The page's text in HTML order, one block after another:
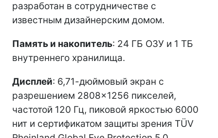
разработан в сотрудничестве с
известным дизайнерским домом.
Память и накопитель: 24 ГБ ОЗУ и 1 ТБ
внутреннего хранилища.
Дисплей: 6,71-дюймовый экран с
разрешением 2808×1256 пикселей,
частотой 120 Гц, пиковой яркостью 6000
нит и сертификатом защиты зрения TÜV